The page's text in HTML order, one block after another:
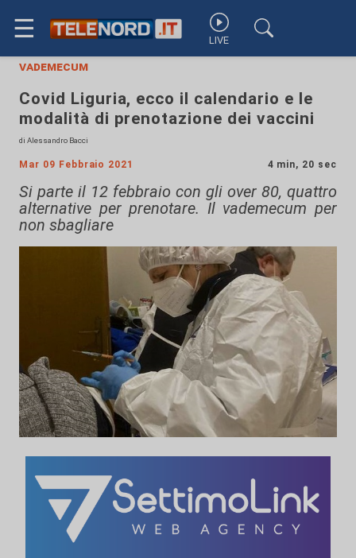
☰ LIVE
vademecum
Covid Liguria, ecco il calendario e le
modalità di prenotazione dei vaccini
di Alessandro Bacci
Mar 09 Febbraio 2021 4 min, 20 sec
Si parte il 12 febbraio con gli over 80, quattro
alternative per prenotare. Il vademecum per
non sbagliare